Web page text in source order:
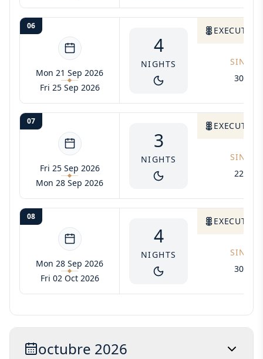
06
Mon 21 Sep 2026
Fri 25 Sep 2026
4
NIGHTS
SINGLE
3060$
07
Fri 25 Sep 2026
Mon 28 Sep 2026
3
NIGHTS
SINGLE
2295$
08
Mon 28 Sep 2026
Fri 02 Oct 2026
4
NIGHTS
SINGLE
3060$
octubre 2026